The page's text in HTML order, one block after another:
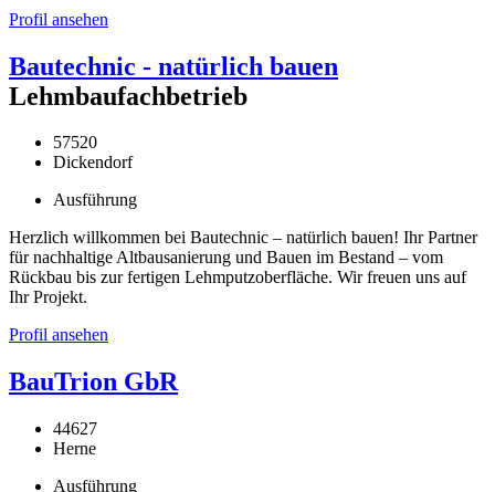
Profil ansehen
Bautechnic - natürlich bauen
Lehmbaufachbetrieb
57520
Dickendorf
Ausführung
Herzlich willkommen bei Bautechnic – natürlich bauen! Ihr Partner
für nachhaltige Altbausanierung und Bauen im Bestand – vom
Rückbau bis zur fertigen Lehmputzoberfläche. Wir freuen uns auf
Ihr Projekt.
Profil ansehen
BauTrion GbR
44627
Herne
Ausführung